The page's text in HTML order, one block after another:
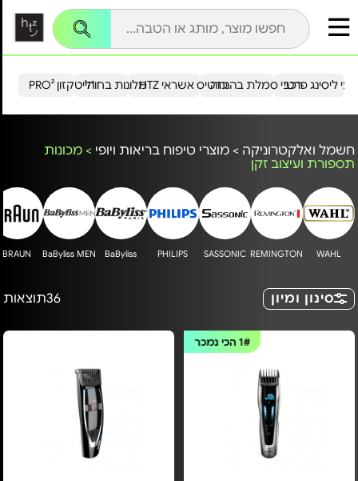
הייטקזון PRO²מלונות בחו"ל כרטיס אשראי HTZ ליסינג פרטירכבי סמלת בהנחה
חשמל ואלקטרוניקה > מוצרי טיפוח בריאות ויופי > מכונות
תספורת ועיצוב זקן
WAHL
REMINGTON
SASSONIC
PHILIPS
BaByliss
BaByliss MEN
BRAUN
סינון ומיון 36תוצאות
1#הכי נמכר